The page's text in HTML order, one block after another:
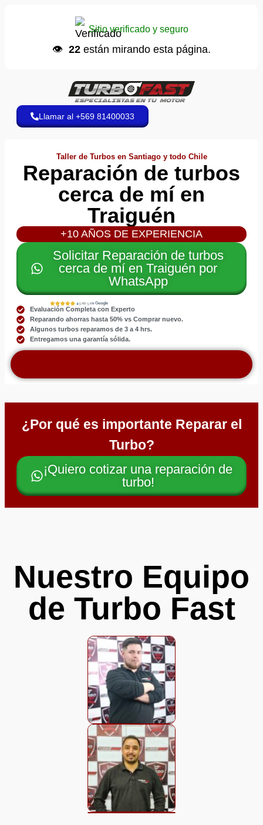
Sitio verificado y seguro
👁️ 22 están mirando esta página.
Llamar al +569 81400033
Taller de Turbos en Santiago y todo Chile
Reparación de turbos
cerca de mí en
Traiguén
+10 AÑOS DE EXPERIENCIA
Solicitar Reparación de turbos
cerca de mí en Traiguén por
WhatsApp
Evaluación Completa con Experto
Reparando ahorras hasta 50% vs Comprar nuevo.
Algunos turbos reparamos de 3 a 4 hrs.
Entregamos una garantía sólida.
¿Por qué es importante Reparar el
Turbo?
¡Quiero cotizar una reparación de
turbo!
Nuestro Equipo
de Turbo Fast
📞 hizo una llamada